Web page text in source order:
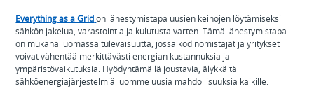
Everything as a Gridon lähestymistapa uusien keinojen löytämiseksi
sähkön jakelua, varastointia ja kulutusta varten. Tämä lähestymistapa
on mukana luomassa tulevaisuutta, jossa kodinomistajat ja yritykset
voivat vähentää merkittävästi energian kustannuksia ja
ympäristövaikutuksia. Hyödyntämällä joustavia, älykkäitä
sähköenergiajärjestelmiä luomme uusia mahdollisuuksia kaikille.